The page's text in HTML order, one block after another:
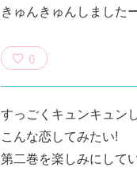
きゅんきゅんしました
0
すっごくキュンキュン
こんな恋してみたい!
第二巻を楽しみにして